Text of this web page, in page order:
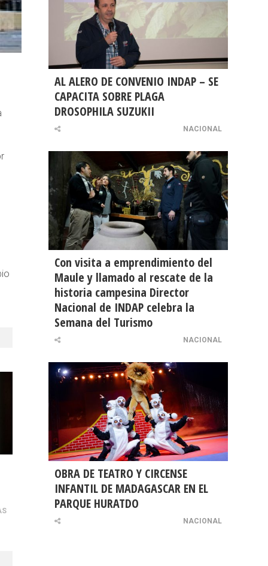
AL ALERO DE CONVENIO INDAP – SE
CAPACITA SOBRE PLAGA
DROSOPHILA SUZUKII
NACIONAL
Con visita a emprendimiento del
Maule y llamado al rescate de la
historia campesina Director
Nacional de INDAP celebra la
Semana del Turismo
NACIONAL
OBRA DE TEATRO Y CIRCENSE
INFANTIL DE MADAGASCAR EN EL
PARQUE HURATDO
NACIONAL